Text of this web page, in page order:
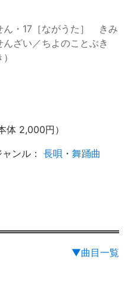
ん・17［ながうた］ きみ
ざい／ちよのことぶき
2,000円）
ンル： 長唄 ・ 舞踊曲
▼曲目一覧